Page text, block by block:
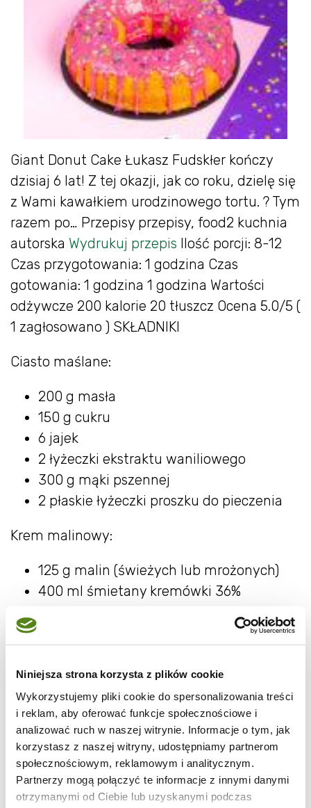
Niniejsza strona korzysta z plików cookie
Wykorzystujemy pliki cookie do spersonalizowania treści
i reklam, aby oferować funkcje społecznościowe i
analizować ruch w naszej witrynie. Informacje o tym, jak
korzystasz z naszej witryny, udostępniamy partnerom
społecznościowym, reklamowym i analitycznym.
Partnerzy mogą połączyć te informacje z innymi danymi
otrzymanymi od Ciebie lub uzyskanymi podczas
Giant Donut Cake Łukasz Fudskłer kończy
dzisiaj 6 lat! Z tej okazji, jak co roku, dzielę się
z Wami kawałkiem urodzinowego tortu. ? Tym
razem po… Przepisy przepisy, food2 kuchnia
autorska Wydrukuj przepis Ilość porcji: 8-12
Czas przygotowania: 1 godzina Czas
gotowania: 1 godzina 1 godzina Wartości
odżywcze 200 kalorie 20 tłuszcz Ocena 5.0/5 (
1 zagłosowano ) SKŁADNIKI
Ciasto maślane:
200 g masła
150 g cukru
6 jajek
2 łyżeczki ekstraktu waniliowego
300 g mąki pszennej
2 płaskie łyżeczki proszku do pieczenia
Krem malinowy:
125 g malin (świeżych lub mrożonych)
400 ml śmietany kremówki 36%
Polewa z białej czekolady:
200 g białej czekolady*
100 ml śmietany kremówki 30-36%
szczypta czerwonego barwinka
spożywczego*
kolorowa posypka cukrowa do dekoracji